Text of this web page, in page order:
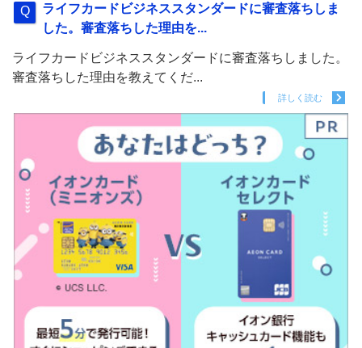
ライフカードビジネススタンダードに審査落ちしま
した。審査落ちした理由を...
ライフカードビジネススタンダードに審査落ちしました。
審査落ちした理由を教えてくだ...
詳しく読む